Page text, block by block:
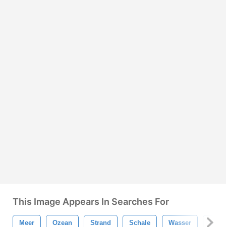
This Image Appears In Searches For
Meer Ozean Strand Schale Wasser Natur